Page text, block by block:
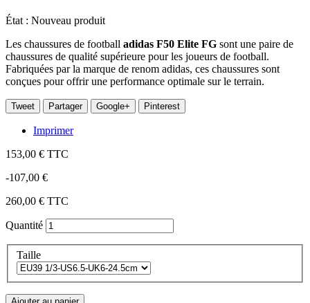
État : Nouveau produit
Les chaussures de football adidas F50 Elite FG sont une paire de
chaussures de qualité supérieure pour les joueurs de football.
Fabriquées par la marque de renom adidas, ces chaussures sont
conçues pour offrir une performance optimale sur le terrain.
Tweet Partager Google+ Pinterest
Imprimer
153,00 € TTC
-107,00 €
260,00 € TTC
Quantité
Taille